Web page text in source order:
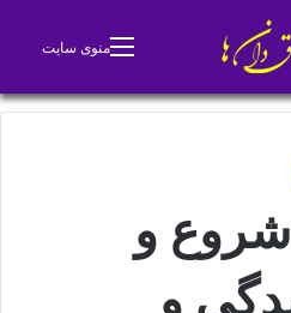
منوی سایت
و
و